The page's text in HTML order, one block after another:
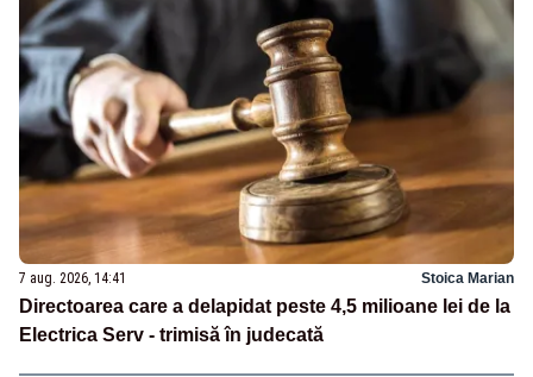
7 aug. 2026, 14:41 Stoica Marian
Directoarea care a delapidat peste 4,5 milioane lei de la
Electrica Serv - trimisă în judecată